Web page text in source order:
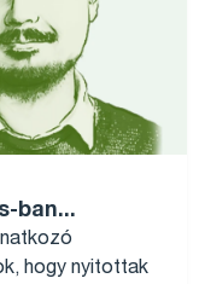
ban...
hogy nyitottak